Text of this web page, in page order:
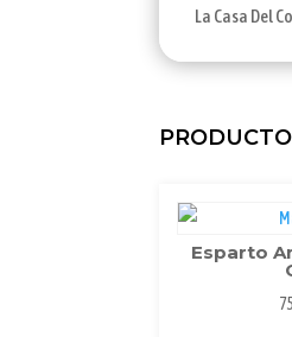
La Casa Del
Esparto